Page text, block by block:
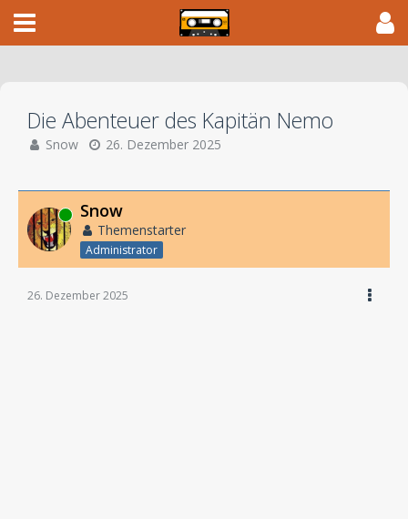
Die Abenteuer des Kapitän Nemo
Snow 26. Dezember 2025
Online Snow
Themenstarter
Administrator
26. Dezember 2025